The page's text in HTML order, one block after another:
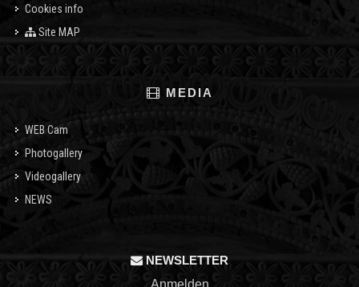
Cookies info
Site MAP
MEDIA
WEB Cam
Photogallery
Videogallery
NEWS
NEWSLETTER
Anmelden